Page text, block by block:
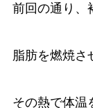
前回の通り、
脂肪を燃焼さ
その熱で体温